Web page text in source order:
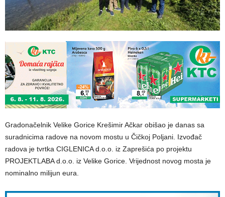
Gradonačelnik Velike Gorice Krešimir Ačkar obišao je danas sa
suradnicima radove na novom mostu u Čičkoj Poljani. Izvođač
radova je tvrtka CIGLENICA d.o.o. iz Zaprešića po projektu
PROJEKTLABA d.o.o. iz Velike Gorice. Vrijednost novog mosta je
nominalno milijun eura.